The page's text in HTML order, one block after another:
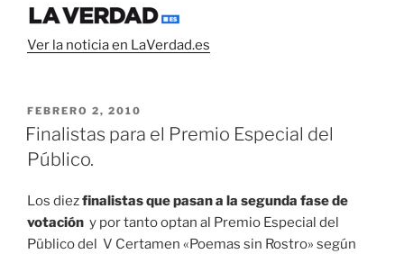
Ver la noticia en LaVerdad.es
PUBLICADO
EL
FEBRERO 2, 2010
Finalistas para el Premio Especial del
Público.
Los diezfinalistas que pasan a la segunda fase de
votación y por tanto optan al Premio Especial del
Püblico del V Certamen «Poemas sin Rostro» según